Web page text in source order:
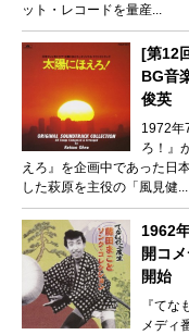
ット・レコードを量産...
[第12
BG音
俊英
1972年
ろ！』
えろ』を企画中であった日
した萩原を主役の「風見健...
1962
開コ
開始
『て
メディ